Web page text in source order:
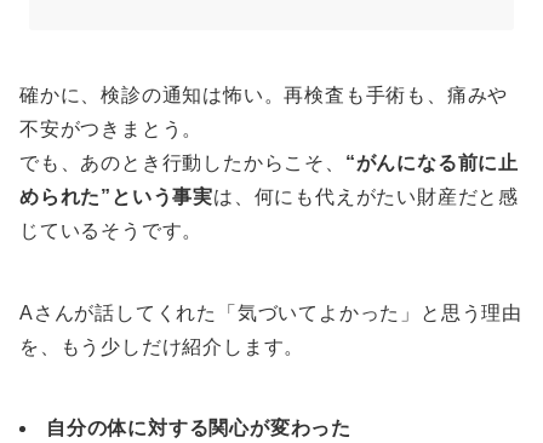
確かに、検診の通知は怖い。再検査も手術も、痛みや
不安がつきまとう。
でも、あのとき行動したからこそ、 “がんになる前に止
められた”という事実は、何にも代えがたい財産だと感
じているそうです。
Aさんが話してくれた「気づいてよかった」と思う理由
を、もう少しだけ紹介します。
自分の体に対する関心が変わった